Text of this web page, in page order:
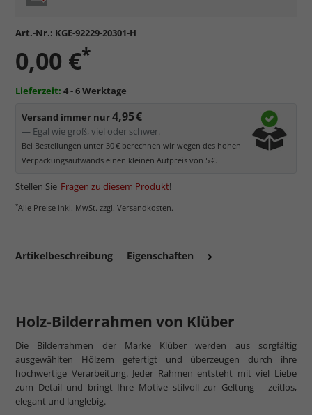
Art.-Nr.: KGE-92229-20301-H
0,00 €*
Lieferzeit: 4 - 6 Werktage
Versand immer nur4,95 €
— Egal wie groß, viel oder schwer.
Bei Bestellungen unter 30 € berechnen wir wegen des hohen
Verpackungsaufwands einen kleinen Aufpreis von 5 €.
Stellen Sie Fragen zu diesem Produkt!
*Alle Preise inkl. MwSt. zzgl. Versandkosten.
Artikelbeschreibung Eigenschaften
Holz-Bilderrahmen von Klüber
Die Bilderrahmen der Marke Klüber werden aus sorgfältig
ausgewählten Hölzern gefertigt und überzeugen durch ihre
hochwertige Verarbeitung. Jeder Rahmen entsteht mit viel Liebe
zum Detail und bringt Ihre Motive stilvoll zur Geltung – zeitlos,
elegant und langlebig.